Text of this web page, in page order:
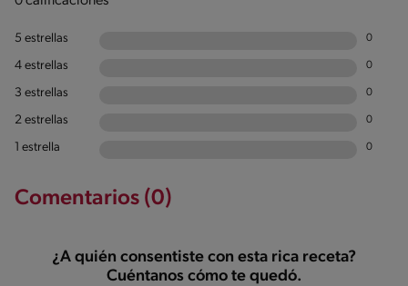
5 estrellas 0
4 estrellas 0
3 estrellas 0
2 estrellas 0
1 estrella 0
Comentarios (0)
¿A quién consentiste con esta rica receta?
Cuéntanos cómo te quedó.